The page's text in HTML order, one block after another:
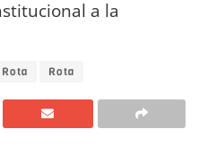
a la
Rota